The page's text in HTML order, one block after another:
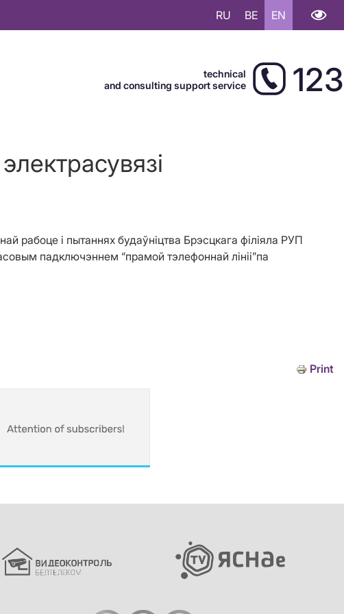
RU BE EN
technical
and consulting support service
123
рабоце і пытаннях будаўніцтва Брэсцкага філіяла РУП
падключэннем “прамой тэлефоннай лініі”па
Print